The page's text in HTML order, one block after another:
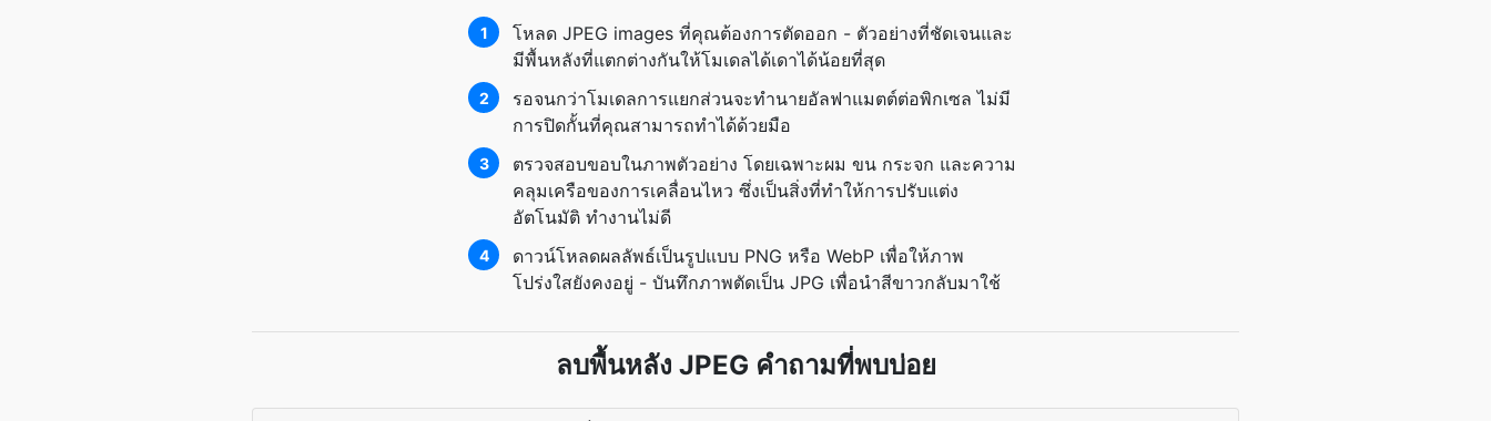
1
โหลด JPEG images ที่คุณต้องการตัดออก - ตัวอย่างที่ชัดเจนและ
มีพื้นหลังที่แตกต่างกันให้โมเดลได้เดาได้น้อยที่สุด
2
รอจนกว่าโมเดลการแยกส่วนจะทำนายอัลฟาแมตต์ต่อพิกเซล ไม่มี
การปิดกั้นที่คุณสามารถทำได้ด้วยมือ
3
ตรวจสอบขอบในภาพตัวอย่าง โดยเฉพาะผม ขน กระจก และความ
คลุมเครือของการเคลื่อนไหว ซึ่งเป็นสิ่งที่ทำให้การปรับแต่ง
อัตโนมัติ ทำงานไม่ดี
4
ดาวน์โหลดผลลัพธ์เป็นรูปแบบ PNG หรือ WebP เพื่อให้ภาพ
โปร่งใสยังคงอยู่ - บันทึกภาพตัดเป็น JPG เพื่อนำสีขาวกลับมาใช้
ลบพื้นหลัง JPEG คำถามที่พบบ่อย